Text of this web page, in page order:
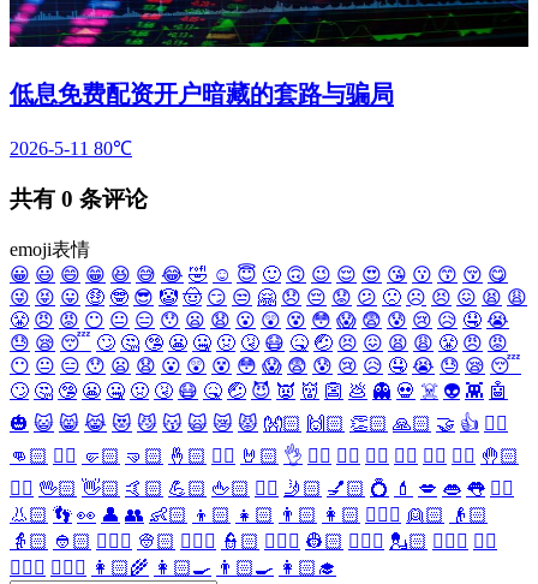
低息免费配资开户暗藏的套路与骗局
2026-5-11 80℃
共有 0 条评论
emoji表情
😀 😃 😄 😁 😆 😅 😂 🤣 ☺️ 😇 🙂 🙃 😉 😌 😍 😘 😗 😙 😚 😋
😜 😝 😛 🤑 🤓 😎 🤡 🤠 😏 😒 🤗 😞 😔 😟 😕 🙁 ☹️ 😣 😖 😫 😩
😤 😠 😡 😶 😐 😑 😯 😦 😧 😮 😲 😵 😳 😱 😨 😰 😢 😥 🤤 😭
😓 😪 😴 🙄 🤔 🤥 😬 🤐 🤢 🤧 😷 🤒 🤕 😣 😖 😫 😩 😤 😠 😡
😶 😐 😑 😯 😦 😧 😮 😲 😵 😳 😱 😨 😰 😢 😥 🤤 😭 😓 😪 😴
🙄 🤔 🤥 😬 🤐 🤢 🤧 😷 🤒 🤕 😈 👿 👹 👺 💩 👻 💀 ☠️ 👽 👾 🤖
🎃 😺 😸 😹 😻 😼 😽 🙀 😿 😾 👐🏻 🙌🏻 👏🏻 🙏🏻 🤝 👍 👎🏻
👊🏻 ✊🏻 🤛🏻 🤜🏻 🤞🏻 ✌🏻 🤘🏻 👌 👈🏻 👉🏻 👆🏻 👇🏻 ☝🏻 ✋🏻 🤚🏻
🖐🏻 🖖🏻 👋🏻 🤙🏻 💪🏻 🖕🏻 ✍🏻 🤳🏻 💅🏻 💍 💄 💋 👄 👅 👂🏻
👃🏻 👣 👀 👤 👥 👶🏻 👦🏻 👧🏻 👨🏻 👩🏻 👱🏻‍♀️ 👱🏻
👴🏻
👵🏻 👲🏻 👳🏻‍♀️ 👳🏻 👮🏻‍♀️ 👮🏻 👷🏻‍♀️ 👷🏻 💂🏻‍♀️ 💂🏻 🕵🏻‍♀️ 🕵🏻
👩🏻‍⚕️ 👨🏻‍⚕️ 👩🏻‍🌾 👩🏻‍🍳 👨🏻‍🍳 👩🏻‍🎓